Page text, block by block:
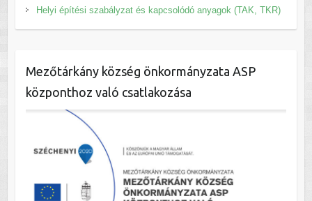
Helyi építési szabályzat és kapcsolódó anyagok (TAK, TKR)
Mezőtárkány község önkormányzata ASP
központhoz való csatlakozása